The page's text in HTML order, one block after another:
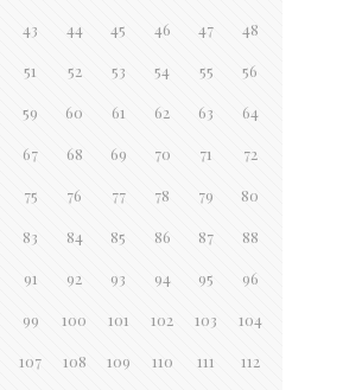
43 44 45 46 47 48
51 52 53 54 55 56
59 60 61 62 63 64
67 68 69 70 71 72
75 76 77 78 79 80
83 84 85 86 87 88
91 92 93 94 95 96
99 100 101 102 103 104
107 108 109 110 111 112